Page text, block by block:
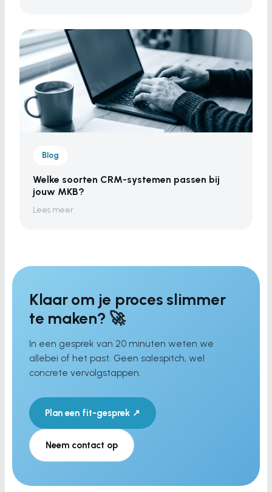
Blog
Welke soorten CRM-systemen passen bij
jouw MKB?
Lees meer
Klaar om je proces slimmer
te maken? 🚀
In een gesprek van 20 minuten weten we
allebei of het past. Geen salespitch, wel
concrete vervolgstappen.
Plan een fit-gesprek ↗
Neem contact op